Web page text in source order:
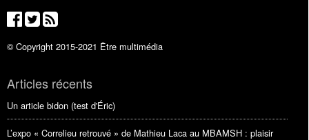
© Copyright 2015-2021 Être multimédia
Articles récents
Un article bidon (test d'Éric)
L’expo « Correlieu retrouvé » de Mathieu Laca au MBAMSH : plaisir